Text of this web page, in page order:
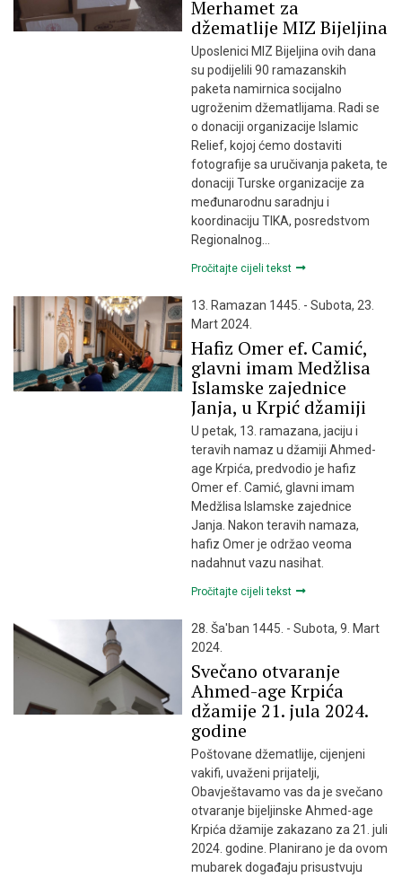
Merhamet za
džematlije MIZ Bijeljina
Uposlenici MIZ Bijeljina ovih dana
su podijelili 90 ramazanskih
paketa namirnica socijalno
ugroženim džematlijama. Radi se
o donaciji organizacije Islamic
Relief, kojoj ćemo dostaviti
fotografije sa uručivanja paketa, te
donaciji Turske organizacije za
međunarodnu saradnju i
koordinaciju TIKA, posredstvom
Regionalnog…
Pročitajte cijeli tekst
13. Ramazan 1445. - Subota, 23.
Mart 2024.
Hafiz Omer ef. Camić,
glavni imam Medžlisa
Islamske zajednice
Janja, u Krpić džamiji
U petak, 13. ramazana, jaciju i
teravih namaz u džamiji Ahmed-
age Krpića, predvodio je hafiz
Omer ef. Camić, glavni imam
Medžlisa Islamske zajednice
Janja. Nakon teravih namaza,
hafiz Omer je održao veoma
nadahnut vazu nasihat.
Pročitajte cijeli tekst
28. Ša'ban 1445. - Subota, 9. Mart
2024.
Svečano otvaranje
Ahmed-age Krpića
džamije 21. jula 2024.
godine
Poštovane džematlije, cijenjeni
vakifi, uvaženi prijatelji,
Obavještavamo vas da je svečano
otvaranje bijeljinske Ahmed-age
Krpića džamije zakazano za 21. juli
2024. godine. Planirano je da ovom
mubarek događaju prisustvuju